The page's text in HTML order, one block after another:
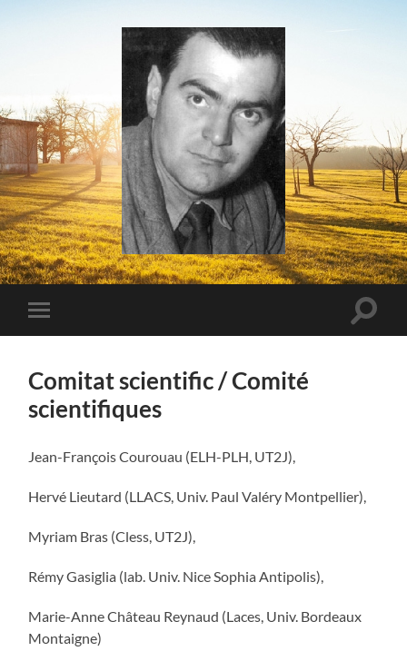
Relire
Jean
Boudou
Toggle
mobile
Toggle
Comitat scientific / Comité
scientifiques
Jean-François Courouau (ELH-PLH, UT2J),
Hervé Lieutard (LLACS, Univ. Paul Valéry Montpellier),
Myriam Bras (Cless, UT2J),
Rémy Gasiglia (lab. Univ. Nice Sophia Antipolis),
Marie-Anne Château Reynaud (Laces, Univ. Bordeaux
Montaigne)